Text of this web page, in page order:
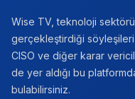
Wise TV, teknoloji
gerçekleştirdiği söyleşileri
CISO ve diğer karar
de yer aldığı bu
bulabilirsiniz.